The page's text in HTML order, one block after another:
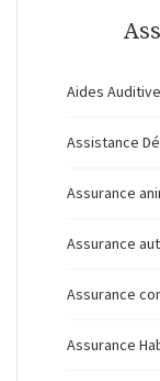
Aides
Assistance
Assurance
Assurance
Assurance
Assurance